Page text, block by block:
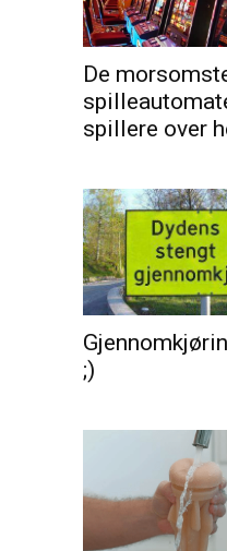
De
spillere over
;)